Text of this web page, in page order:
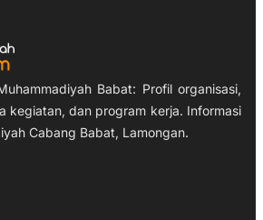
Babat: Profil organisasi,
kegiatan, dan program kerja. Informasi
Cabang Babat, Lamongan.